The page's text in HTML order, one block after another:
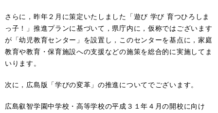
さらに，昨年２月に策定いたしました「遊び 学び 育つひろしま
っ子！」推進プランに基づいて，県庁内に，仮称ではございます
が「幼児教育センター」を設置し，このセンターを基点に，家庭
教育や教育・保育施設への支援などの施策を総合的に実施してま
いります。
次に，広島版「学びの変革」の推進についてでございます。
広島叡智学園中学校・高等学校の平成３１年４月の開校に向け